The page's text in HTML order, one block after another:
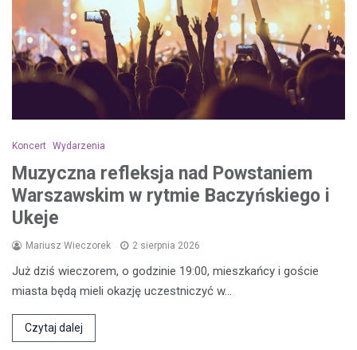
Koncert Wydarzenia
Muzyczna refleksja nad Powstaniem
Warszawskim w rytmie Baczyńskiego i
Ukeje
Mariusz Wieczorek 2 sierpnia 2026
Już dziś wieczorem, o godzinie 19:00, mieszkańcy i goście
miasta będą mieli okazję uczestniczyć w…
Czytaj dalej